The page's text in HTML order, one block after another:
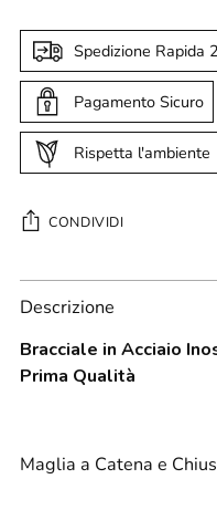
Spedizione Rapida
Pagamento Sicuro
Rispetta l'ambiente
CONDIVIDI
Aggiungere
un
prodotto
al
carrello...
Descrizione
Bracciale in Acciaio
Prima Qualità
Maglia a Catena e